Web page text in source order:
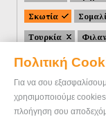
Πολιτική
Για να σου
χρησιμοποιούμε
πλοήγηση σου
Σκωτία
Τουρκία